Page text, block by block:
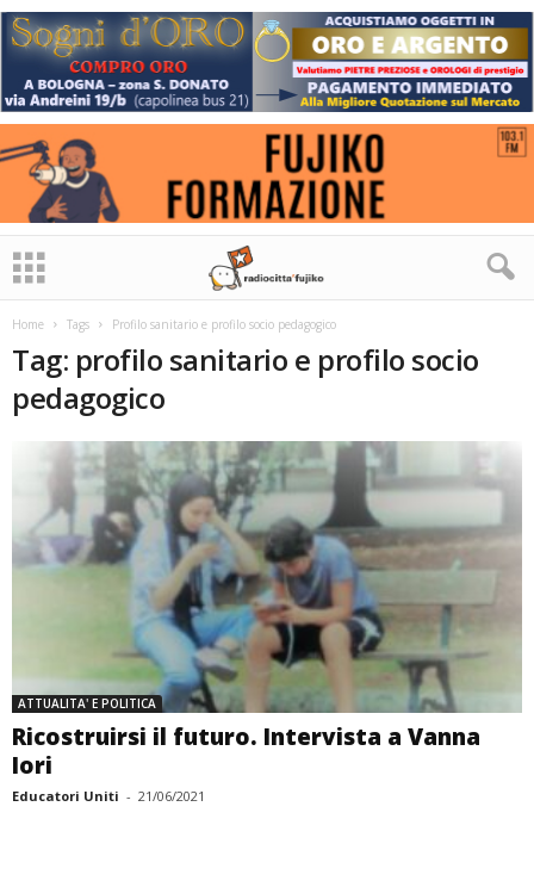
Home Tags Profilo sanitario e profilo socio pedagogico
Tag: profilo sanitario e profilo socio
pedagogico
ATTUALITA' E POLITICA
Ricostruirsi il futuro. Intervista a Vanna
Iori
Educatori Uniti - 21/06/2021